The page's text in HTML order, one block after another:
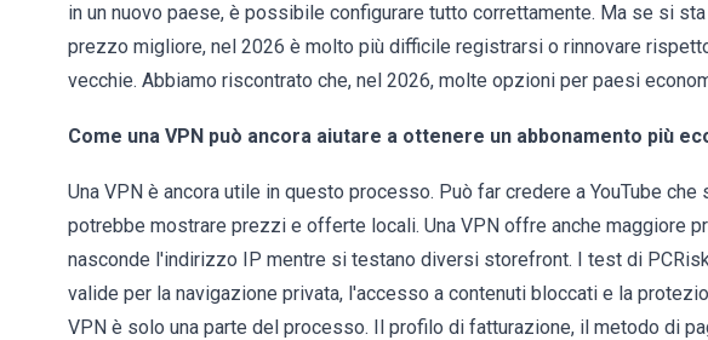
in un nuovo paese, è possibile configurare tutto correttamente. Ma se si
prezzo migliore, nel 2026 è molto più difficile registrarsi o rinnovare
vecchie. Abbiamo riscontrato che, nel 2026, molte opzioni per paesi
Come una VPN può ancora aiutare a ottenere un abbonamento più
Una VPN è ancora utile in questo processo. Può far credere a YouTube
potrebbe mostrare prezzi e offerte locali. Una VPN offre anche maggiore
nasconde l'indirizzo IP mentre si testano diversi storefront. I test di
valide per la navigazione privata, l'accesso a contenuti bloccati e la
VPN è solo una parte del processo. Il profilo di fatturazione, il metodo di